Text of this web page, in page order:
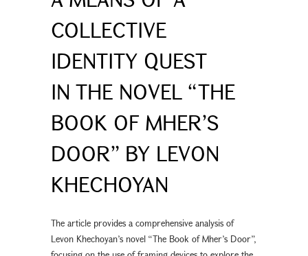
COLLECTIVE
IDENTITY QUEST
IN THE NOVEL “THE
BOOK OF MHER’S
DOOR” BY LEVON
KHECHOYAN
The article provides a comprehensive analysis of
Levon Khechoyan’s novel “The Book of Mher’s Door”,